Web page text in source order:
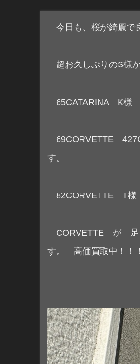
今日も、桜が綺麗で
超お久しぶりのS様
65CATARINA K様
69CORVETTE
す。
82CORVETTE
CORVETTE が 足
す。 高価買取中！！